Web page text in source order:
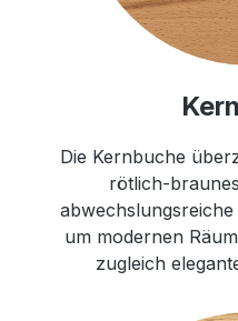
Die Kernbuche
rötlich-
um modernen
zugleich